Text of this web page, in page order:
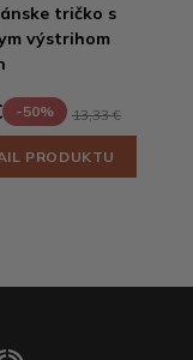
tričko s
výstrihom
-50% 13,33 €
PRODUKTU